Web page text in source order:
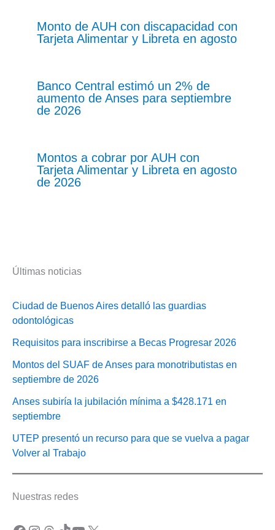
Monto de AUH con discapacidad con
Tarjeta Alimentar y Libreta en agosto
Banco Central estimó un 2% de
aumento de Anses para septiembre
de 2026
Montos a cobrar por AUH con
Tarjeta Alimentar y Libreta en agosto
de 2026
Últimas noticias
Ciudad de Buenos Aires detalló las guardias
odontológicas
Requisitos para inscribirse a Becas Progresar 2026
Montos del SUAF de Anses para monotributistas en
septiembre de 2026
Anses subiría la jubilación mínima a $428.171 en
septiembre
UTEP presentó un recurso para que se vuelva a pagar
Volver al Trabajo
Nuestras redes